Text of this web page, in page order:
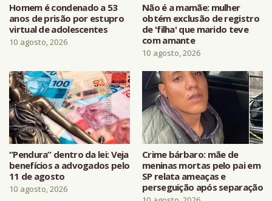
Homem é condenado a 53
anos de prisão por estupro
virtual de adolescentes
10 agosto, 2026
Não é a mamãe: mulher
obtém exclusão de registro
de 'filha' que marido teve
com amante
10 agosto, 2026
“Pendura” dentro da lei: Veja
benefícios a advogados pelo
11 de agosto
10 agosto, 2026
Crime bárbaro: mãe de
meninas mortas pelo pai em
SP relata ameaças e
perseguição após separação